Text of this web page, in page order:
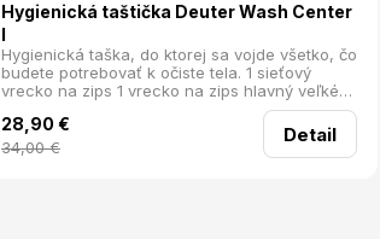
Hygienická taštička Deuter Wash Center
I
Hygienická taška, do ktorej sa vojde všetko, čo
budete potrebovať k očiste tela. 1 sieťový
vrecko na zips 1 vrecko na zips hlavný veľké
vrecko zrkadlo vynímateľné púzdro s vlastným
háčikom háčik na zavesenie tašky elastické
slučky na zubné kefky a iné potreby rozmery:
28,90 €
34,00€
Detail